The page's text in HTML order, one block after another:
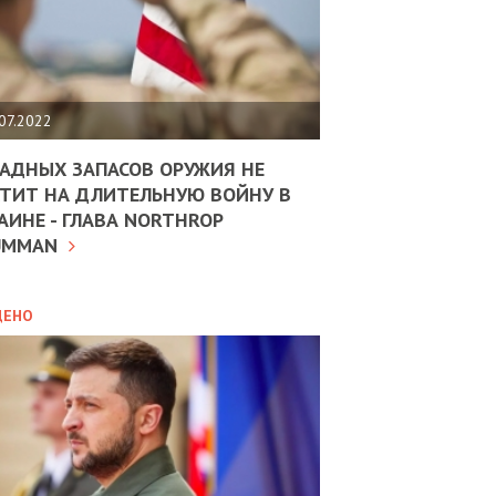
ЗАПАСОВ ОРУЖИЯ НЕ
НА ДЛИТЕЛЬНУЮ ВОЙНУ В
- ГЛАВА NORTHROP
10.02.2025